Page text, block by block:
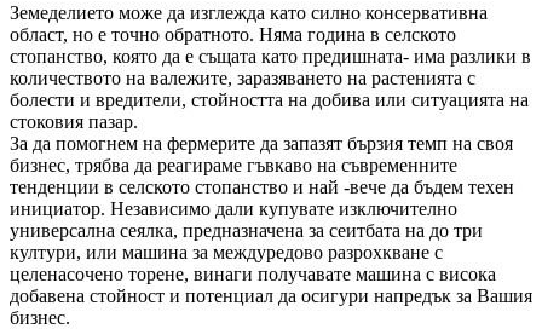
Земеделието може да изглежда като силно консервативна
област, но е точно обратното. Няма година в селското
стопанство, която да е същата като предишната- има разлики в
количеството на валежите, заразяването на растенията с
болести и вредители, стойността на добива или ситуацията на
стоковия пазар.
За да помогнем на фермерите да запазят бързия темп на своя
бизнес, трябва да реагираме гъвкаво на съвременните
тенденции в селското стопанство и най -вече да бъдем техен
инициатор. Независимо дали купувате изключително
универсална сеялка, предназначена за сеитбата на до три
култури, или машина за междуредово разрохкване с
целенасочено торене, винаги получавате машина с висока
добавена стойност и потенциал да осигури напредък за Вашия
бизнес.